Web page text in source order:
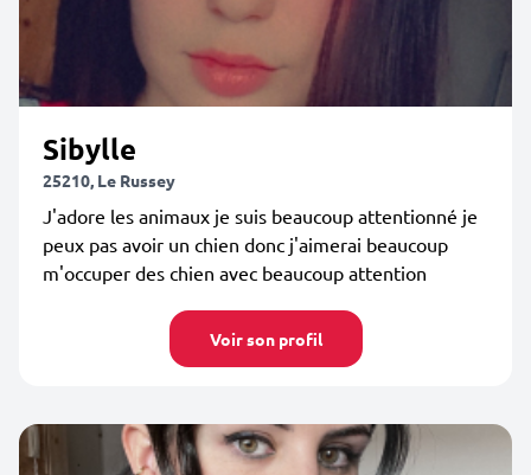
Sibylle
25210, Le Russey
J'adore les animaux je suis beaucoup attentionné je
peux pas avoir un chien donc j'aimerai beaucoup
m'occuper des chien avec beaucoup attention
Voir son profil